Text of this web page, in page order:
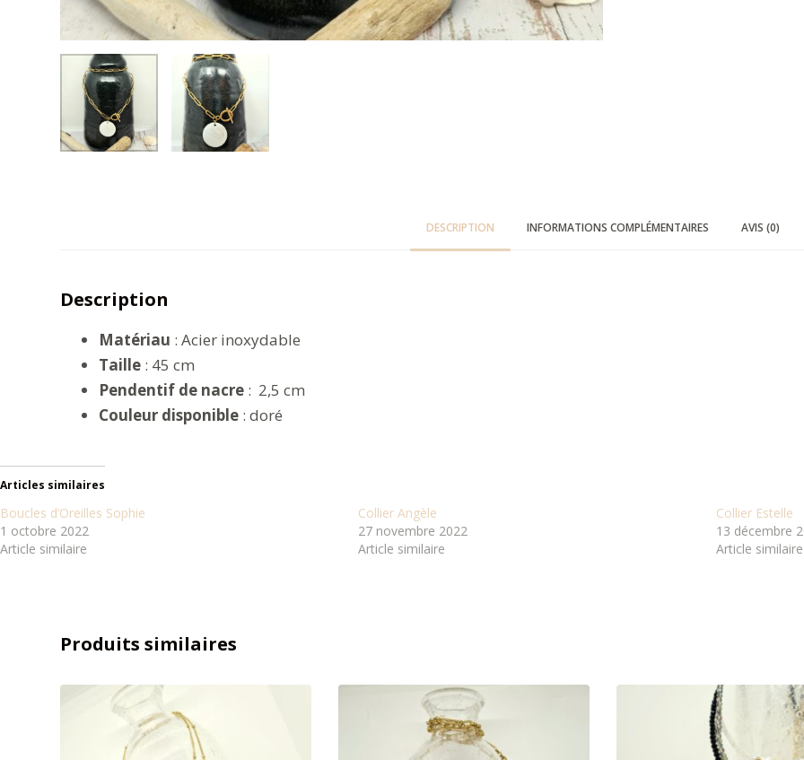
DESCRIPTION INFORMATIONS COMPLÉMENTAIRES AVIS (0)
Description
Matériau : Acier inoxydable
Taille : 45 cm
Pendentif de nacre : 2,5 cm
Couleur disponible: doré
Articles similaires
Boucles d’Oreilles Sophie
1 octobre 2022
Article similaire
Collier Angèle
27 novembre 2022
Article similaire
Collier Estelle
13 décembre
Article similaire
Produits similaires